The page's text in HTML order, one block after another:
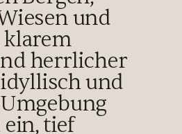
und
herrlicher
und
tief